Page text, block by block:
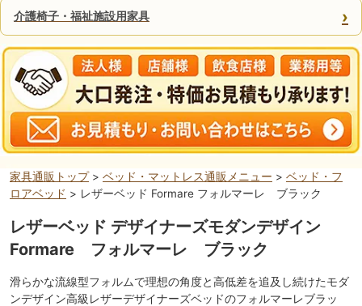
介護椅子・福祉施設用家具 ›
家具通販トップ> ベッド・マットレス通販メニュー > ベッド・フ
ロアベッド > レザーベッド Formare フォルマーレ ブラック
レザーベッド デザイナーズモダンデザイン
Formare フォルマーレ ブラック
滑らかな流線型フォルムで理想の角度と高低差を追及し続けたモダ
ンデザイン高級レザーデザイナーズベッドのフォルマーレブラッ